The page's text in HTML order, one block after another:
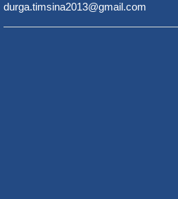
durga.timsina2013@gmail.com